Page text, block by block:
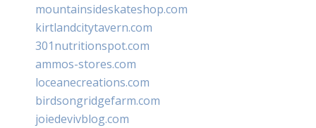
mountainsideskateshop.com
kirtlandcitytavern.com
301nutritionspot.com
ammos-stores.com
loceanecreations.com
birdsongridgefarm.com
joiedevivblog.com